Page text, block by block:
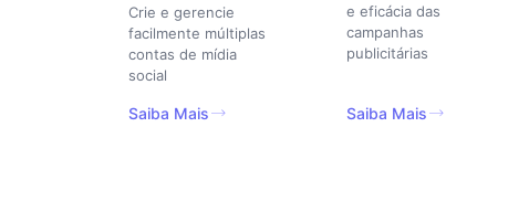
Crie e gerencie
facilmente múltiplas
contas de mídia
social
Saiba Mais
e eficácia das
campanhas
publicitárias
Saiba Mais